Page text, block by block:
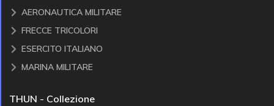
AERONAUTICA MILITARE
FRECCE TRICOLORI
ESERCITO ITALIANO
MARINA MILITARE
THUN - Collezione